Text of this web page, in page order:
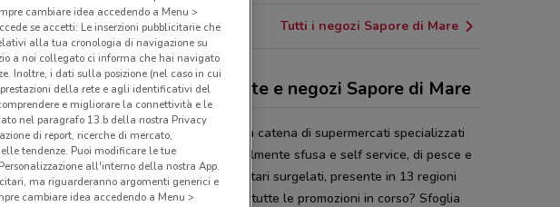
tardi.
Tutti i negozi Sapore di Mare
Volantino, offerte e negozi Sapore di Mare
Sapore di Mare
è una catena di supermercati specializzati
nella vendita, principalmente sfusa e self service, di pesce e
di altri prodotti alimentari surgelati, presente in 13 regioni
italiane. Vuoi scoprire tutte le promozioni in corso? Sfoglia
cambiare idea accedendo a Menu >
se accetti: Le inserzioni pubblicitarie che
alla tua cronologia di navigazione su
a noi collegato ci informa che hai navigato
Inoltre, i dati sulla posizione (nel caso in cui
della rete e agli identificativi del
e migliorare la connettività e le
nel paragrafo 13.b della nostra Privacy
di report, ricerche di mercato,
tendenze. Puoi modificare le tue
all'interno della nostra App.
ma riguarderanno argomenti generici e
cambiare idea accedendo a Menu >